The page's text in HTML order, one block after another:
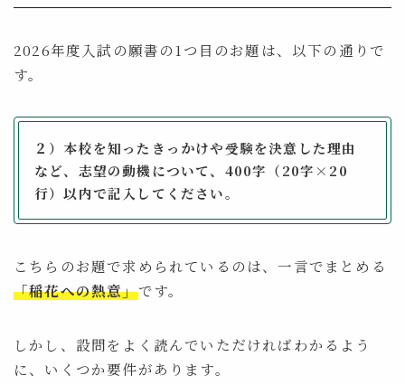
2026年度入試の願書の1つ目のお題は、以下の通りで
す。
２）本校を知ったきっかけや受験を決意した理由
など、志望の動機について、400字（20字×20
⾏）以内で記⼊してください。
こちらのお題で求められているのは、一言でまとめる
「稲花への熱意」です。
しかし、設問をよく読んでいただければわかるよう
に、いくつか要件があります。